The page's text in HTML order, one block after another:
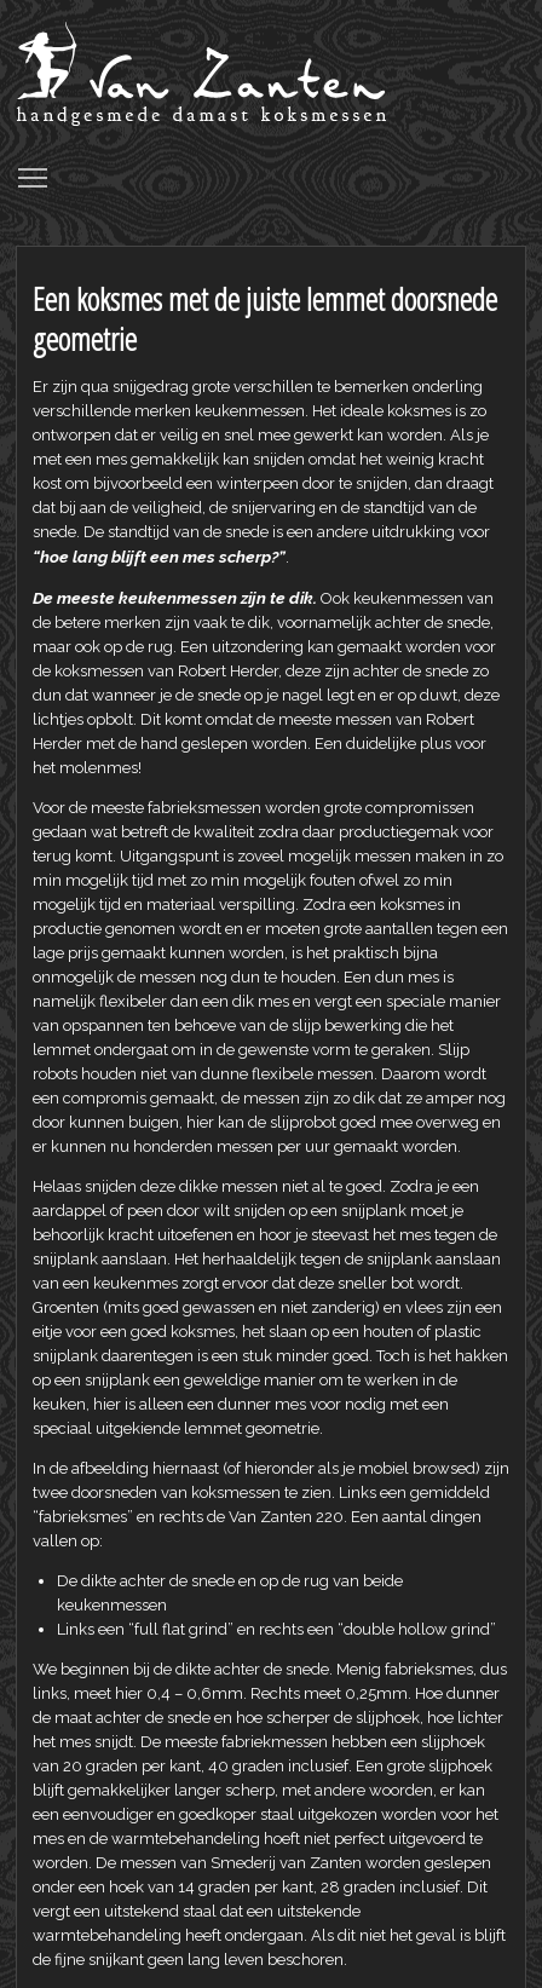
Een koksmes met de juiste lemmet doorsnede
geometrie
Er zijn qua snijgedrag grote verschillen te bemerken onderling
verschillende merken keukenmessen. Het ideale koksmes is zo
ontworpen dat er veilig en snel mee gewerkt kan worden. Als je
met een mes gemakkelijk kan snijden omdat het weinig kracht
kost om bijvoorbeeld een winterpeen door te snijden, dan draagt
dat bij aan de veiligheid, de snijervaring en de standtijd van de
snede. De standtijd van de snede is een andere uitdrukking voor
“hoe lang blijft een mes scherp?”
De meeste keukenmessen zijn te dik. Ook keukenmessen van
de betere merken zijn vaak te dik, voornamelijk achter de snede,
maar ook op de rug. Een uitzondering kan gemaakt worden voor
de koksmessen van Robert Herder, deze zijn achter de snede zo
dun dat wanneer je de snede op je nagel legt en er op duwt, deze
lichtjes opbolt. Dit komt omdat de meeste messen van Robert
Herder met de hand geslepen worden. Een duidelijke plus voor
het molenmes!
Voor de meeste fabrieksmessen worden grote compromissen
gedaan wat betreft de kwaliteit zodra daar productiegemak voor
terug komt. Uitgangspunt is zoveel mogelijk messen maken in zo
min mogelijk tijd met zo min mogelijk fouten ofwel zo min
mogelijk tijd en materiaal verspilling. Zodra een koksmes in
productie genomen wordt en er moeten grote aantallen tegen een
lage prijs gemaakt kunnen worden, is het praktisch bijna
onmogelijk de messen nog dun te houden. Een dun mes is
namelijk flexibeler dan een dik mes en vergt een speciale manier
van opspannen ten behoeve van de slijp bewerking die het
lemmet ondergaat om in de gewenste vorm te geraken. Slijp
robots houden niet van dunne flexibele messen. Daarom wordt
een compromis gemaakt, de messen zijn zo dik dat ze amper nog
door kunnen buigen, hier kan de slijprobot goed mee overweg en
er kunnen nu honderden messen per uur gemaakt worden.
Helaas snijden deze dikke messen niet al te goed. Zodra je een
aardappel of peen door wilt snijden op een snijplank moet je
behoorlijk kracht uitoefenen en hoor je steevast het mes tegen de
snijplank aanslaan. Het herhaaldelijk tegen de snijplank aanslaan
van een keukenmes zorgt ervoor dat deze sneller bot wordt.
Groenten (mits goed gewassen en niet zanderig) en vlees zijn een
eitje voor een goed koksmes, het slaan op een houten of plastic
snijplank daarentegen is een stuk minder goed. Toch is het hakken
op een snijplank een geweldige manier om te werken in de
keuken, hier is alleen een dunner mes voor nodig met een
speciaal uitgekiende lemmet geometrie.
In de afbeelding hiernaast (of hieronder als je mobiel browsed) zijn
twee doorsneden van koksmessen te zien. Links een gemiddeld
“fabrieksmes” en rechts de Van Zanten 220. Een aantal dingen
vallen op:
De dikte achter de snede en op de rug van beide
keukenmessen
Links een “full flat grind” en rechts een “double hollow grind”
We beginnen bij de dikte achter de snede. Menig fabrieksmes, dus
links, meet hier 0,4 – 0,6mm. Rechts meet 0,25mm. Hoe dunner
de maat achter de snede en hoe scherper de slijphoek, hoe lichter
het mes snijdt. De meeste fabriekmessen hebben een slijphoek
van 20 graden per kant, 40 graden inclusief. Een grote slijphoek
blijft gemakkelijker langer scherp, met andere woorden, er kan
een eenvoudiger en goedkoper staal uitgekozen worden voor het
mes en de warmtebehandeling hoeft niet perfect uitgevoerd te
worden. De messen van Smederij van Zanten worden geslepen
onder een hoek van 14 graden per kant, 28 graden inclusief. Dit
vergt een uitstekend staal dat een uitstekende
warmtebehandeling heeft ondergaan. Als dit niet het geval is blijft
de fijne snijkant geen lang leven beschoren.